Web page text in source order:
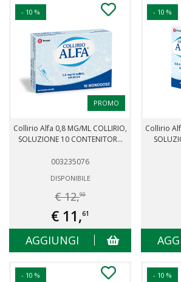
- 10 %
PROMO
Collirio Alfa 0,8 MG/ML COLLIRIO,
SOLUZIONE 10 CONTENITOR...
003235076
DISPONIBILE
€ 12,90
€ 11,61
AGGIUNGI
- 10 %
Collirio
- 10 % - 10 %